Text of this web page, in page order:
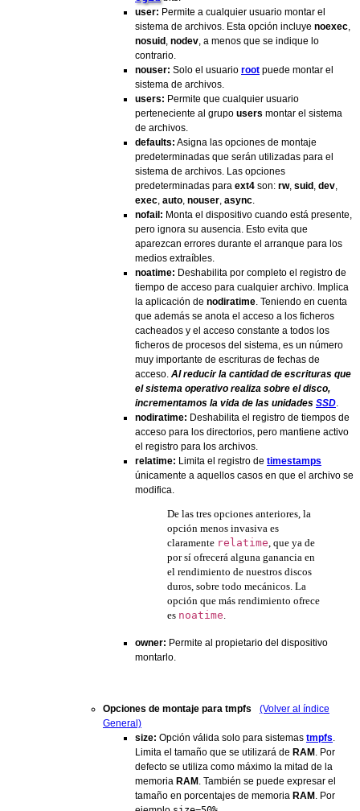
user: Permite a cualquier usuario montar el
sistema de archivos. Esta opción incluye noexec,
nosuid, nodev, a menos que se indique lo
contrario.
nouser: Solo el usuario root puede montar el
sistema de archivos.
users: Permite que cualquier usuario
perteneciente al grupo users montar el sistema
de archivos.
defaults: Asigna las opciones de montaje
predeterminadas que serán utilizadas para el
sistema de archivos. Las opciones
predeterminadas para ext4 son: rw, suid, dev,
exec, auto, nouser, async.
nofail: Monta el dispositivo cuando está presente,
pero ignora su ausencia. Esto evita que
aparezcan errores durante el arranque para los
medios extraíbles.
noatime: Deshabilita por completo el registro de
tiempo de acceso para cualquier archivo. Implica
la aplicación de nodiratime. Teniendo en cuenta
que además se anota el acceso a los ficheros
cacheados y el acceso constante a todos los
ficheros de procesos del sistema, es un número
muy importante de escrituras de fechas de
acceso. Al reducir la cantidad de escrituras que
el sistema operativo realiza sobre el disco,
incrementamos la vida de las unidades SSD.
nodiratime: Deshabilita el registro de tiempos de
acceso para los directorios, pero mantiene activo
el registro para los archivos.
relatime: Limita el registro de timestamps
únicamente a aquellos casos en que el archivo se
modifica.
De las tres opciones anteriores, la
opción menos invasiva es
claramente relatime , que ya de
por sí ofrecerá alguna ganancia en
el rendimiento de nuestros discos
duros, sobre todo mecánicos. La
opción que más rendimiento ofrece
es noatime
owner: Permite al propietario del dispositivo
montarlo.
Opciones de montaje para tmpfs
(Volver al índice
General)
size: Opción válida solo para sistemas tmpfs.
Limita el tamaño que se utilizará de RAM. Por
defecto se utiliza como máximo la mitad de la
memoria RAM. También se puede expresar el
tamaño en porcentajes de memoria RAM. Por